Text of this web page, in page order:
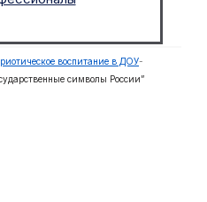
воспитание в ДОУ-
символы России”